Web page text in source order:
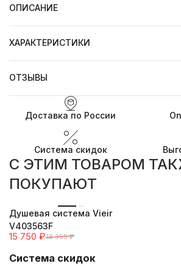
ОПИСАНИЕ
ХАРАКТЕРИСТИКИ
ОТЗЫВЫ
Доставка по России
Система скидок
C ЭТИМ ТОВАРОМ
ПОКУПАЮТ
Душевая система Vieir
V403563F
15 750 ₽18 355 ₽
Система скидок